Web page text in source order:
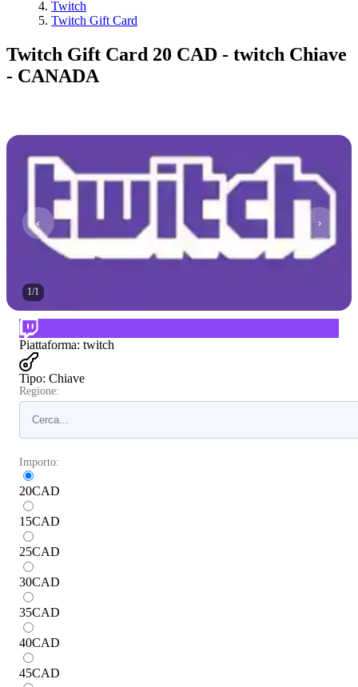
Twitch
Twitch Gift Card
Twitch Gift Card 20 CAD - twitch Chiave
- CANADA
1/1
Piattaforma: twitch
Tipo: Chiave
Regione:
Importo:
20CAD
15CAD
25CAD
30CAD
35CAD
40CAD
45CAD